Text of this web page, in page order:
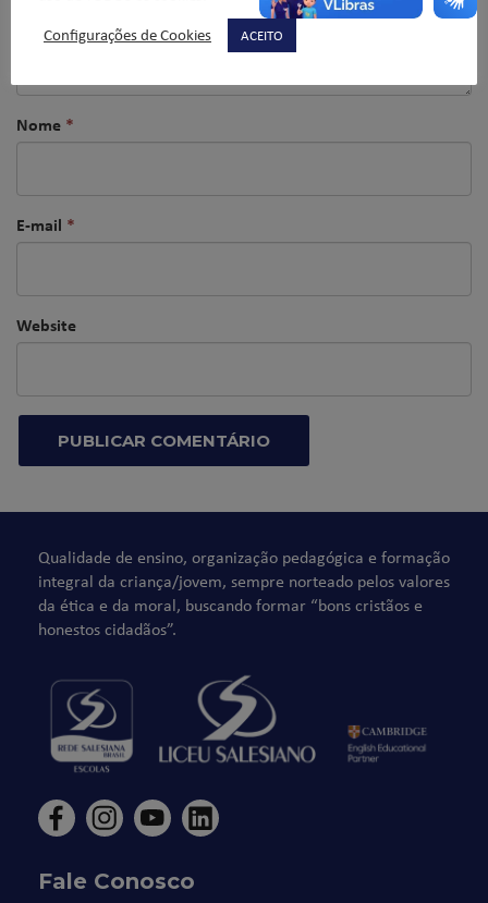
Nome *
E-mail *
Website
Qualidade de ensino, organização pedagógica e formação
integral da criança/jovem, sempre norteado pelos valores
da ética e da moral, buscando formar “bons cristãos e
honestos cidadãos”.
Fale Conosco
Configurações de Cookies
ACEITO